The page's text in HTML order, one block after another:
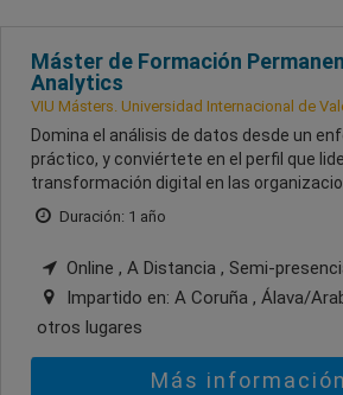
Máster de Formación
Analytics
VIU Másters. Universidad Internacional de
Domina el análisis de datos desde un
práctico, y conviértete en el perfil que
transformación digital en las
Duración: 1 año
Online , A Distancia , Semi-
Impartido en: A Coruña , Álava/
otros lugares
Más información